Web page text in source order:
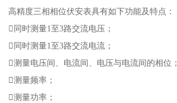
高精度三相相位伏安表具有如下功能及特点：
同时测量1至3路交流电压；
同时测量1至3路交流电流；
测量电压间、电流间、电压与电流间的相位；
测量频率；
测量功率；